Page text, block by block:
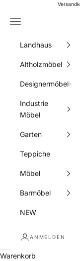
Zum Inhalt springen
Menü
Landhaus
Altholzmöbel
Designermöbel
Industrie
Möbel
Garten
Teppiche
Möbel
Barmöbel
NEW
ANMELDEN
Warenkorb